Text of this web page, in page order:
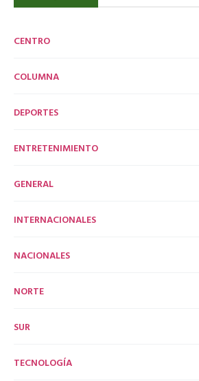
CENTRO
COLUMNA
DEPORTES
ENTRETENIMIENTO
GENERAL
INTERNACIONALES
NACIONALES
NORTE
SUR
TECNOLOGÍA